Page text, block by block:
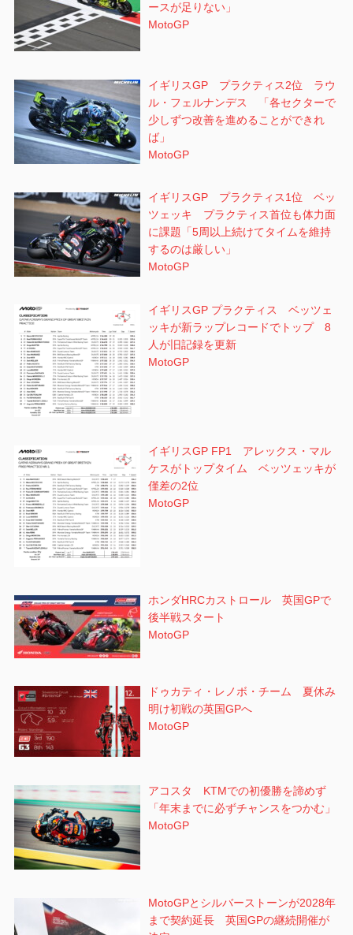
ースが足りない」
MotoGP
イギリスGP プラクティス2位 ラウ
ル・フェルナンデス 「各セクターで
少しずつ改善を進めることができれ
ば」
MotoGP
イギリスGP プラクティス1位 ベッ
ツェッキ プラクティス首位も体力面
に課題「5周以上続けてタイムを維持
するのは厳しい」
MotoGP
イギリスGP プラクティス ベッツェ
ッキが新ラップレコードでトップ 8
人が旧記録を更新
MotoGP
イギリスGP FP1 アレックス・マル
ケスがトップタイム ベッツェッキが
僅差の2位
MotoGP
ホンダHRCカストロール 英国GPで
後半戦スタート
MotoGP
ドゥカティ・レノボ・チーム 夏休み
明け初戦の英国GPへ
MotoGP
アコスタ KTMでの初優勝を諦めず
「年末までに必ずチャンスをつかむ」
MotoGP
MotoGPとシルバーストーンが2028年
まで契約延長 英国GPの継続開催が